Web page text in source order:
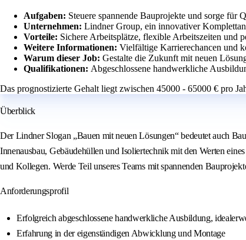
Aufgaben: Steuere spannende Bauprojekte und sorge für
Unternehmen: Lindner Group, ein innovativer
Vorteile: Sichere Arbeitsplätze, flexible Arbeitszeiten und
Weitere Informationen: Vielfältige Karrierechancen und
Warum dieser Job: Gestalte die Zukunft mit neuen
Qualifikationen: Abgeschlossene handwerkliche
Das prognostizierte Gehalt liegt zwischen 45000 - 65000 € pro
Überblick
Der Lindner Slogan „Bauen mit neuen Lösungen“ bedeutet auch
Innenausbau, Gebäudehüllen und Isoliertechnik mit den Werten
und Kollegen. Werde Teil unseres Teams mit spannenden
Anforderungsprofil
Erfolgreich abgeschlossene handwerkliche Ausbildung,
Erfahrung in der eigenständigen Abwicklung und Montage